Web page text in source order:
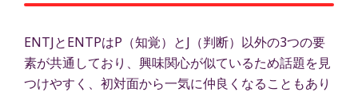
ENTJとENTPはP（知覚）とJ（判断）以外の3つの要
素が共通しており、興味関心が似ているため話題を見
つけやすく、初対面から一気に仲良くなることもあり